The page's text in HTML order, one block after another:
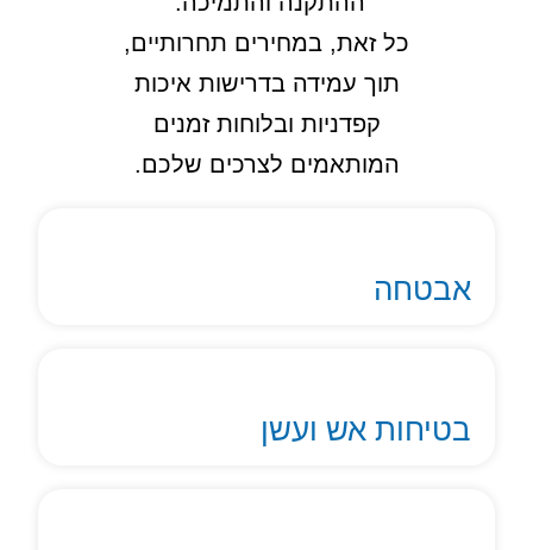
כל זאת, במחירים תחרותיים,
תוך עמידה בדרישות איכות
קפדניות ובלוחות זמנים
המותאמים לצרכים שלכם.
אבטחה
בטיחות אש ועשן